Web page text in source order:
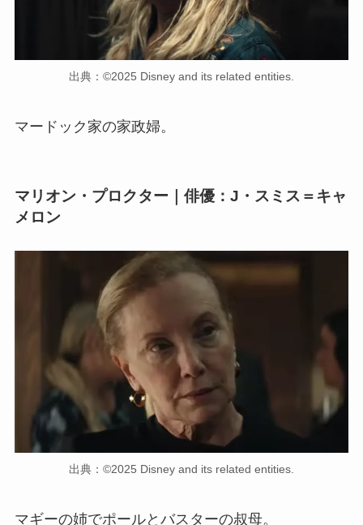
出典：©2025 Disney and its related entities.
マードック家の家政婦。
マリオン・プロクター｜俳優：J・スミス＝キャ
メロン
出典：©2025 Disney and its related entities.
マギーの姉でポールとバスターの叔母。